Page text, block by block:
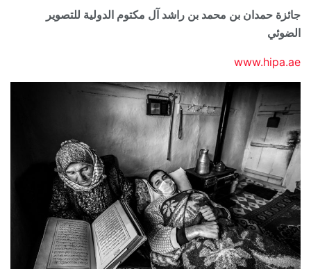
جائزة حمدان بن محمد بن راشد آل مكتوم الدولية للتصوير
الضوئي
www.hipa.ae